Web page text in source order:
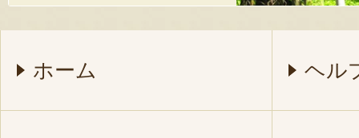
ホーム ヘル